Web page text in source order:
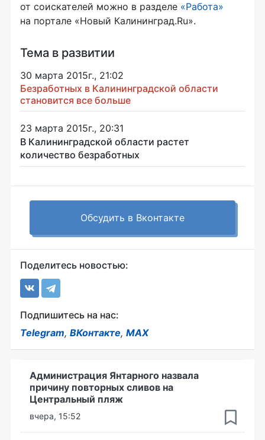
от соискателей можно в разделе «Работа»
на портале «Новый Калининград.Ru».
Тема в развитии
30 марта 2015г., 21:02
Безработных в Калининградской области
становится все больше
23 марта 2015г., 20:31
В Калининградской области растет
количество безработных
Обсудить в Вконтакте
Поделитесь новостью:
Подпишитесь на нас:
Telegram, ВКонтакте, MAX
Администрация Янтарного назвала
причину повторных сливов на
Центральный пляж
вчера, 15:52